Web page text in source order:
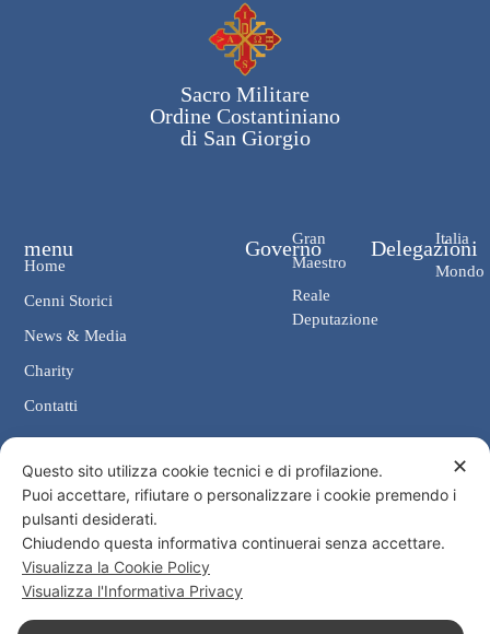
Sacro Militare
Ordine Costantiniano
di San Giorgio
Governo
Gran
Maestro
Reale
Deputazione
Delegazioni
Italia
Mondo
menu
Home
Cenni Storici
News & Media
Charity
Contatti
Contatti
Cancelleria: Via Giosuè Carducci, 4 00187 Roma
eMail: cancelleria@ordine-costantiniano.it
Tel. +39 06 47.41.190 +39 06 48.19.401
Social
✕
Questo sito utilizza cookie tecnici e di profilazione.
Puoi accettare, rifiutare o personalizzare i cookie premendo i
pulsanti desiderati.
Chiudendo questa informativa continuerai senza accettare.
Visualizza la Cookie Policy
Visualizza l'Informativa Privacy